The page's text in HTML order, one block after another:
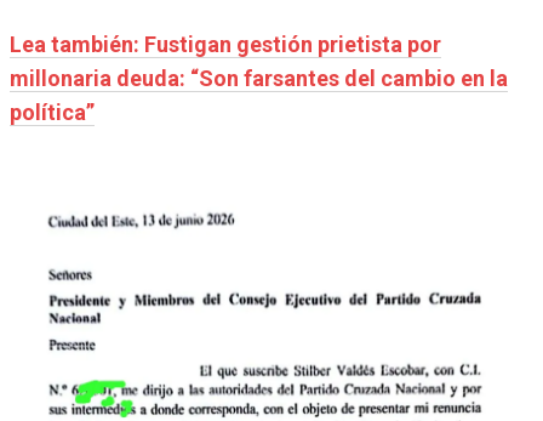
Lea también: Fustigan gestión prietista por
millonaria deuda: “Son farsantes del cambio en la
política”